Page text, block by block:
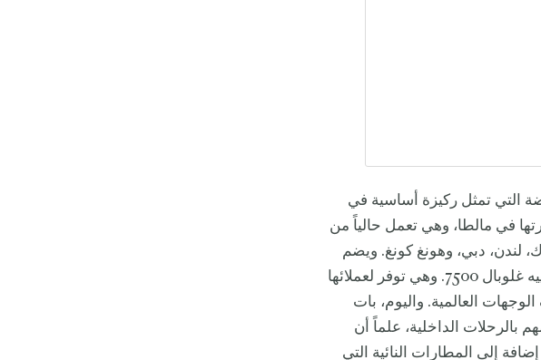
التي تمثل ركيزة أساسية في
في مالطا، وهي تعمل حالياً من
لندن، دبي، وهونغ كونغ. ويضم
أسطولها الجوي أكثر من 270 طائرة، منها طائرات بومباردييه غلوبال 7500. وهي توفر لعملائها
العالمية. واليوم، بات
بالرحلات الداخلية، علماً أن
إلى المطارات النائية التي